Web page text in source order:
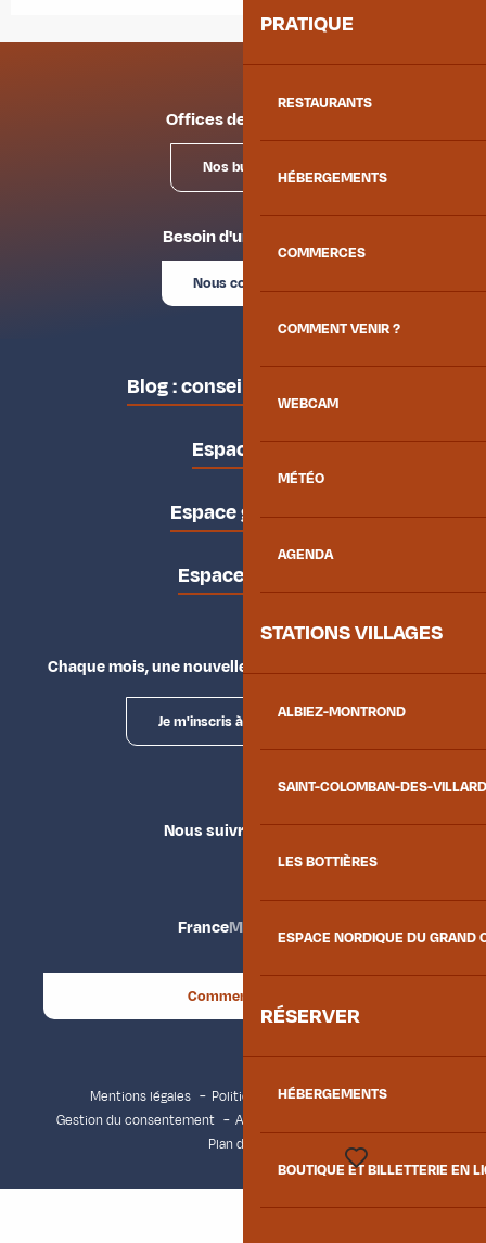
PRATIQUE
RESTAURANTS
HÉBERGEMENTS
COMMERCES
COMMENT VENIR ?
WEBCAM
MÉTÉO
AGENDA
STATIONS VILLAGES
ALBIEZ-MONTROND
SAINT-COLOMBAN-DES-
LES BOTTIÈRES
ESPACE NORDIQUE DU GRAND
RÉSERVER
HÉBERGEMENTS
BOUTIQUE ET BILLETTERIE EN
Offices de tourisme
Nos bureaux
Besoin d'un conseil ?
Nous contacter
Blog : conseils des locaux
Espace pro
Espace groupes
Espace presse
Chaque mois, une nouvelle façon d'explorer la vallée.
Je m'inscris à la newsletter
Nous suivre
FranceMaurienne
Comment venir ?
Mentions légales
Politique de confidentialité
Gestion du consentement
Accessibilité : non conforme
Plan du site